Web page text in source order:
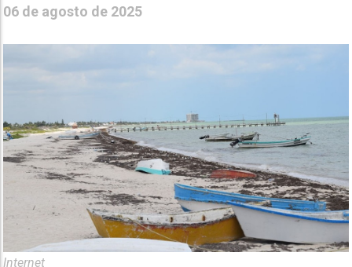
06 de agosto de 2025
Internet